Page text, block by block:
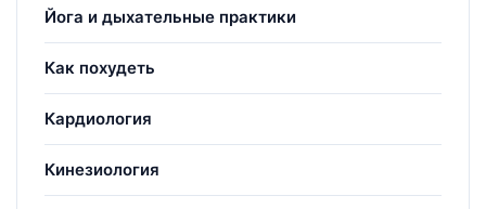
Йога и дыхательные практики
Как похудеть
Кардиология
Кинезиология